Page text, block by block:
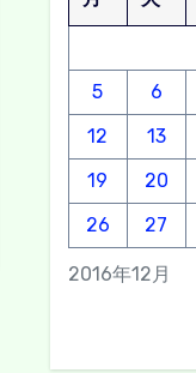
2016年12月
5
6
12
13
19
20
26
27